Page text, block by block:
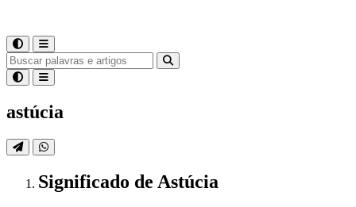
astúcia
Significado de Astúcia